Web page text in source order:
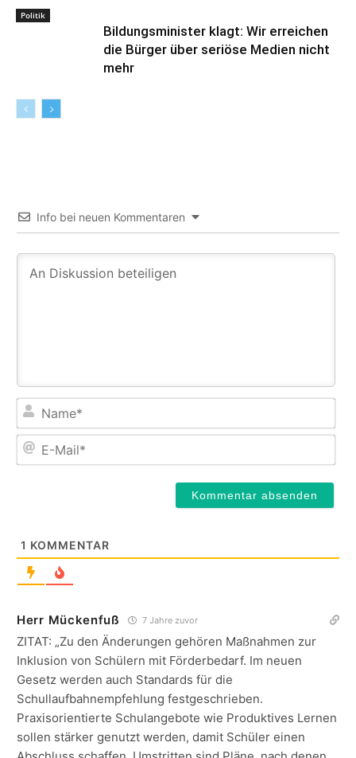
Politik
Bildungsminister klagt: Wir erreichen
die Bürger über seriöse Medien nicht
mehr
Info bei neuen Kommentaren
E-
1 KOMMENTAR
Herr Mückenfuß 7 Jahre zuvor
ZITAT: „Zu den Änderungen gehören Maßnahmen zur
Inklusion von Schülern mit Förderbedarf. Im neuen
Gesetz werden auch Standards für die
Schullaufbahnempfehlung festgeschrieben.
Praxisorientierte Schulangebote wie Produktives Lernen
sollen stärker genutzt werden, damit Schüler einen